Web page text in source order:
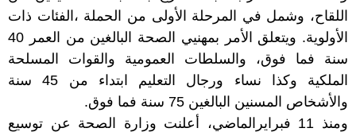
اللقاح، وشمل في المرحلة الأولى من الحملة ،الفئات ذات
الأولوية. ويتعلق الأمر بمهنيي الصحة البالغين من العمر 40
سنة فما فوق، والسلطات العمومية والقوات المسلحة
الملكية وكذا نساء ورجال التعليم ابتداء من 45 سنة
والأشخاص المسنين البالغين 75 سنة فما فوق.
ومنذ 11 فبرايرالماضي، أعلنت وزارة الصحة عن توسيع